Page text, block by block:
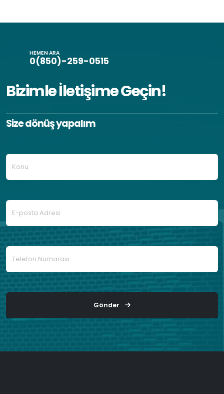
HEMEN ARA
0(850)-259-0515
Bizimle İletişime Geçin!
Size dönüş yapalım
Gönder